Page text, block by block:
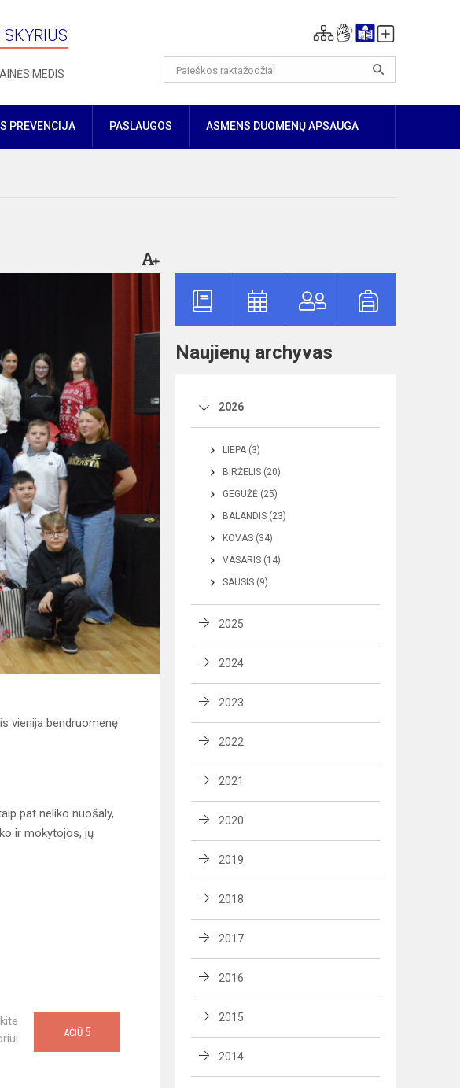
MEDIS
PREVENCIJA PASLAUGOS ASMENS DUOMENŲ APSAUGA
vienija bendruomenę
pat neliko nuošaly,
ir mokytojos, jų
AČIŪ 5
Naujienų archyvas
2026
LIEPA (3)
BIRŽELIS (20)
GEGUŽĖ (25)
BALANDIS (23)
KOVAS (34)
VASARIS (14)
SAUSIS (9)
2025
2024
2023
2022
2021
2020
2019
2018
2017
2016
2015
2014